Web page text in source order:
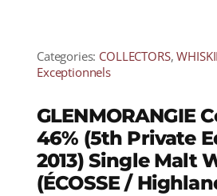
Categories: COLLECTORS,
Exceptionnels
GLENMORANGIE
46% (5th Private
2013) Single Malt
(ÉCOSSE /